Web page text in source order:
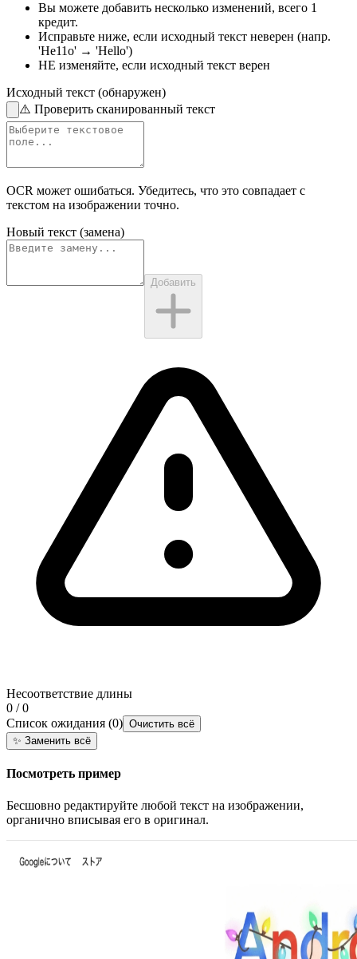
Вы можете добавить несколько изменений, всего 1
кредит.
Исправьте ниже, если исходный текст неверен (напр.
'He11o' → 'Hello')
НЕ изменяйте, если исходный текст верен
Исходный текст (обнаружен)
⚠️ Проверить сканированный текст
OCR может ошибаться. Убедитесь, что это совпадает с
текстом на изображении точно.
Новый текст (замена)
Добавить
Несоответствие длины
0 / 0
Список ожидания (0) Очистить всё
✨ Заменить всё
Посмотреть пример
Бесшовно редактируйте любой текст на изображении,
органично вписывая его в оригинал.